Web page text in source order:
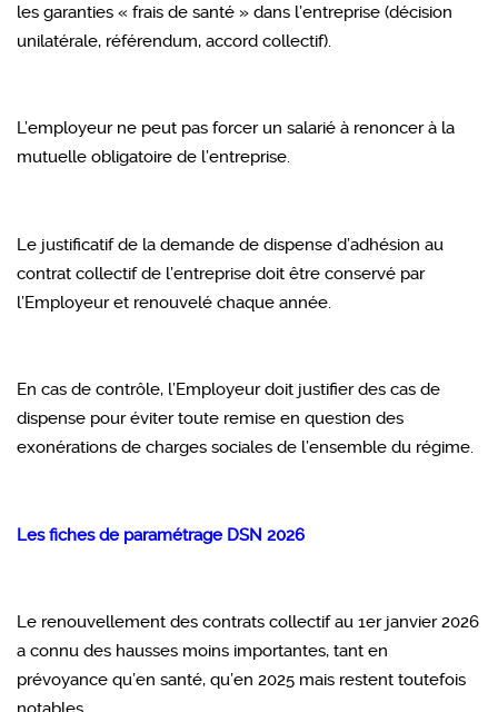
les garanties « frais de santé » dans l’entreprise (décision
unilatérale, référendum, accord collectif).
L’employeur ne peut pas forcer un salarié à renoncer à la
mutuelle obligatoire de l’entreprise.
Le justificatif de la demande de dispense d’adhésion au
contrat collectif de l’entreprise doit être conservé par
l’Employeur et renouvelé chaque année.
En cas de contrôle, l’Employeur doit justifier des cas de
dispense pour éviter toute remise en question des
exonérations de charges sociales de l’ensemble du régime.
Les fiches de paramétrage DSN 2026
Le renouvellement des contrats collectif au 1er janvier 2026
a connu des hausses moins importantes, tant en
prévoyance qu’en santé, qu’en 2025 mais restent toutefois